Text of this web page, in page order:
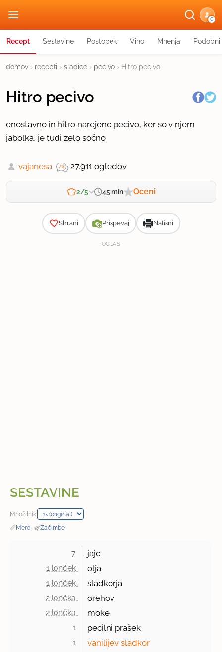
G
Recept Sestavine Postopek Vino Mnenja
domov › recepti › sladice › pecivo › Hitro pecivo
Hitro pecivo
enostavno in hitro narejeno pecivo, ker so v njem
jabolka, je tudi zelo sočno
vajanesa 27.911 ogledov
2/5 45 min Oceni
Shrani Prispevaj Natisni
OGLAS
SESTAVINE
Množilnik:
📏Mere · 🌿Začimbe
7 jajc
1 lonček olja
1 lonček sladkorja
2 lončka orehov
2 lončka moke
1 pecilni prašek
1 vanilijev sladkor